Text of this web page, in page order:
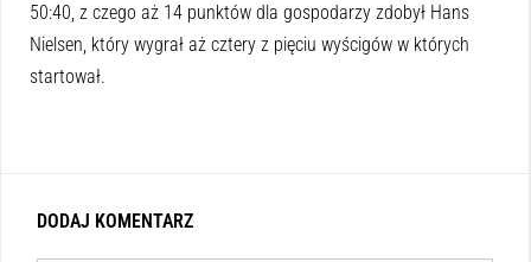
50:40, z czego aż 14 punktów dla gospodarzy zdobył Hans
Nielsen, który wygrał aż cztery z pięciu wyścigów w których
startował.
DODAJ KOMENTARZ